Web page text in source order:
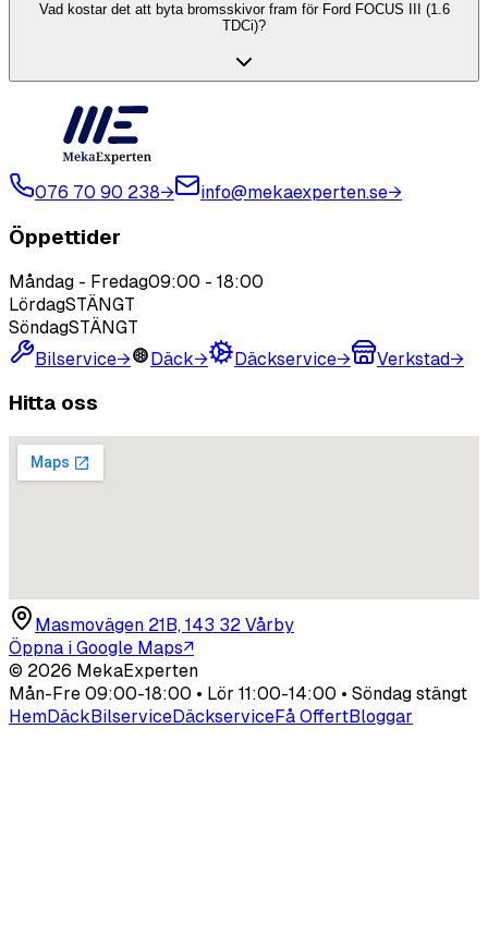
Vad kostar det att byta bromsskivor fram för Ford FOCUS III (1.6
TDCi)?
076 70 90 238→ info@mekaexperten.se→
Öppettider
Måndag - Fredag09:00 - 18:00
LördagSTÄNGT
SöndagSTÄNGT
Bilservice→ Däck→ Däckservice→ Verkstad→
Hitta oss
Masmovägen 21B, 143 32 Vårby
Öppna i Google Maps↗
© 2026 MekaExperten
Mån-Fre 09:00-18:00 • Lör 11:00-14:00 • Söndag stängt
HemDäckBilserviceDäckserviceFå OffertBloggar